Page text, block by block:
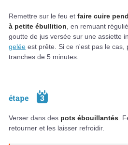
Remettre sur le feu et faire cuire
à petite ébullition , en remuant
goutte de jus versée sur une assiette
gelée est prête. Si ce n'est pas le cas,
tranches de 5 minutes.
étape 3
Verser dans des pots ébouillantés .
retourner et les laisser refroidir.